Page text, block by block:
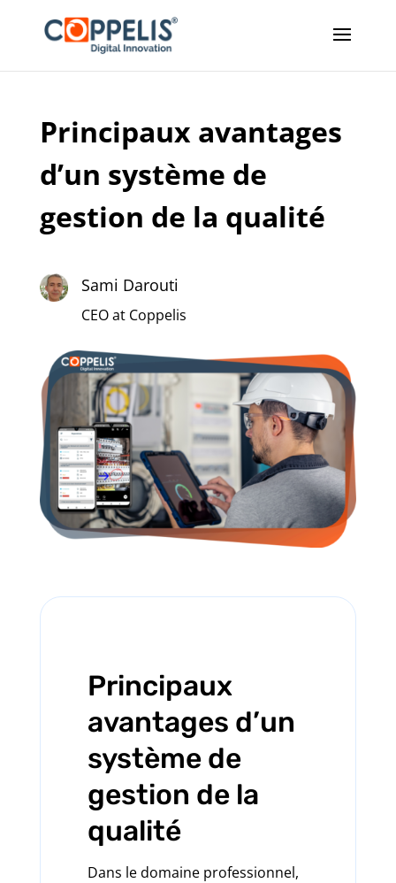
Principaux avantages
d’un système de
gestion de la qualité
Sami Darouti
CEO at Coppelis
Principaux
avantages d’un
système de
gestion de la
qualité
Dans le domaine professionnel,